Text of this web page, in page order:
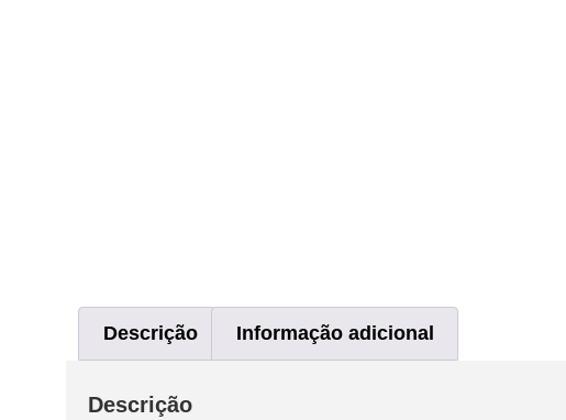
Descrição Informação adicional
Descrição